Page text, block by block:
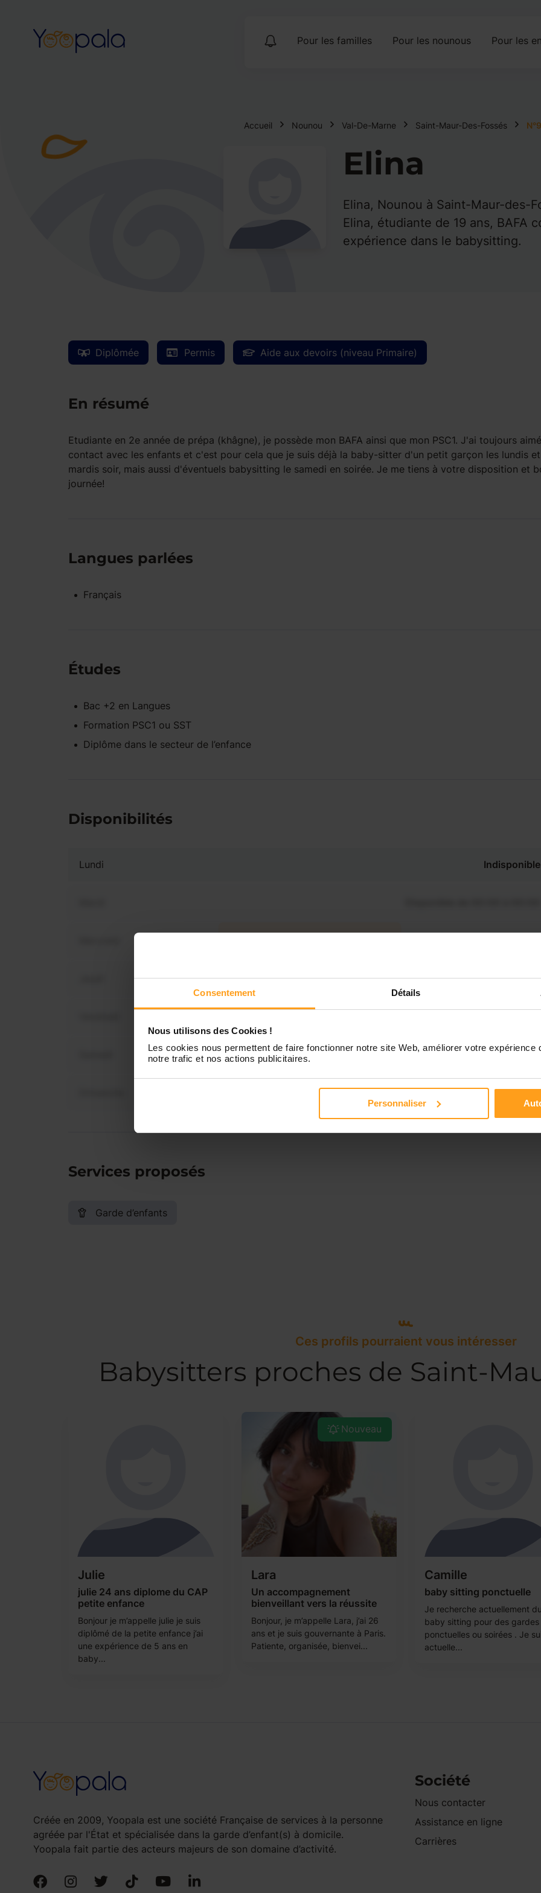
Consentement Détails
Nous utilisons des Cookies !
Les cookies nous permettent de faire fonctionner notre site Web, améliorer votre expérience
notre trafic et nos actions publicitaires.
Personnaliser
Pour les familles Pour les nounous Pour les
Accueil Nounou Val-De-Marne Saint-Maur-Des-Fossés
Elina
Elina, Nounou à Saint-Maur-des-
Elina, étudiante de 19 ans, BAFA
expérience dans le babysitting.
Diplômée Permis Aide aux devoirs (niveau Primaire)
En résumé
Etudiante en 2e année de prépa (khâgne), je possède mon BAFA ainsi que mon PSC1. J'ai toujours
contact avec les enfants et c'est pour cela que je suis déjà la baby-sitter d'un petit garçon les lundis et
mardis soir, mais aussi d'éventuels babysitting le samedi en soirée. Je me tiens à votre disposition et
journée!
Langues parlées
Français
Études
Bac +2 en Langues
Formation PSC1 ou SST
Diplôme dans le secteur de l’enfance
Disponibilités
Lundi Indisponible
Disponible de 00:00 à 00:00
Disponible de 00:00 à 00:00
Disponible de 00:00 à 00:00
Services proposés
Garde d’enfants
Ces profils pourraient vous intéresser
Babysitters proches de Saint-
Julie
julie 24 ans diplome du CAP
petite enfance
Bonjour je m’appelle julie je suis
diplômé de la petite enfance j’ai
une expérience de 5 ans en
baby...
Nouveau
Lara
Un accompagnement
bienveillant vers la réussite
Bonjour, je m’appelle Lara, j’ai 26
ans et je suis gouvernante à Paris.
Patiente, organisée, bienvei...
Camille
baby sitting ponctuelle
Je recherche actuellement du
baby sitting pour des gardes
ponctuelles ou soirées . Je
actuelle...
Créée en 2009, Yoopala est une société Française de services à la personne
agréée par l'État et spécialisée dans la garde d’enfant(s) à domicile.
Yoopala fait partie des acteurs majeurs de son domaine d’activité.
Société
Nous contacter
Assistance en ligne
Carrières